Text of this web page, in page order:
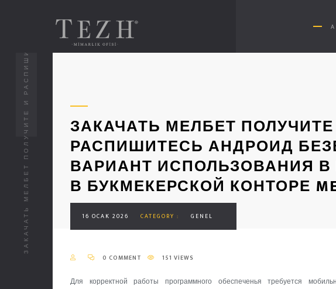
ЗАКАЧАТЬ МЕЛБЕТ
РАСПИШИТЕСЬ АНДРОИД
ВАРИАНТ ИСПОЛЬЗОВАНИЯ В
В БУКМЕКЕРСКОЙ КОНТОРЕ
16 OCAK 2026 CATEGORY : GENEL
0 COMMENT 151 VIEWS
Для корректной работы программного обеспеченья требуется